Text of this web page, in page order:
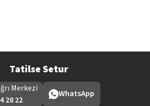
Tatilse Setur
Merkezi
28 22
WhatsApp